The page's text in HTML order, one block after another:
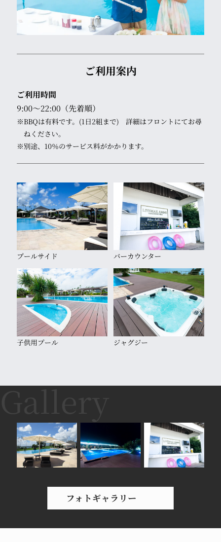
ご利用案内
ご利用時間
9:00～22:00（先着順）
※BBQは有料です。(1日2組まで) 詳細はフロントにてお尋
ねください。
※別途、10％のサービス料がかかります。
プールサイド バーカウンター
子供用プール ジャグジー
フォトギャラリー